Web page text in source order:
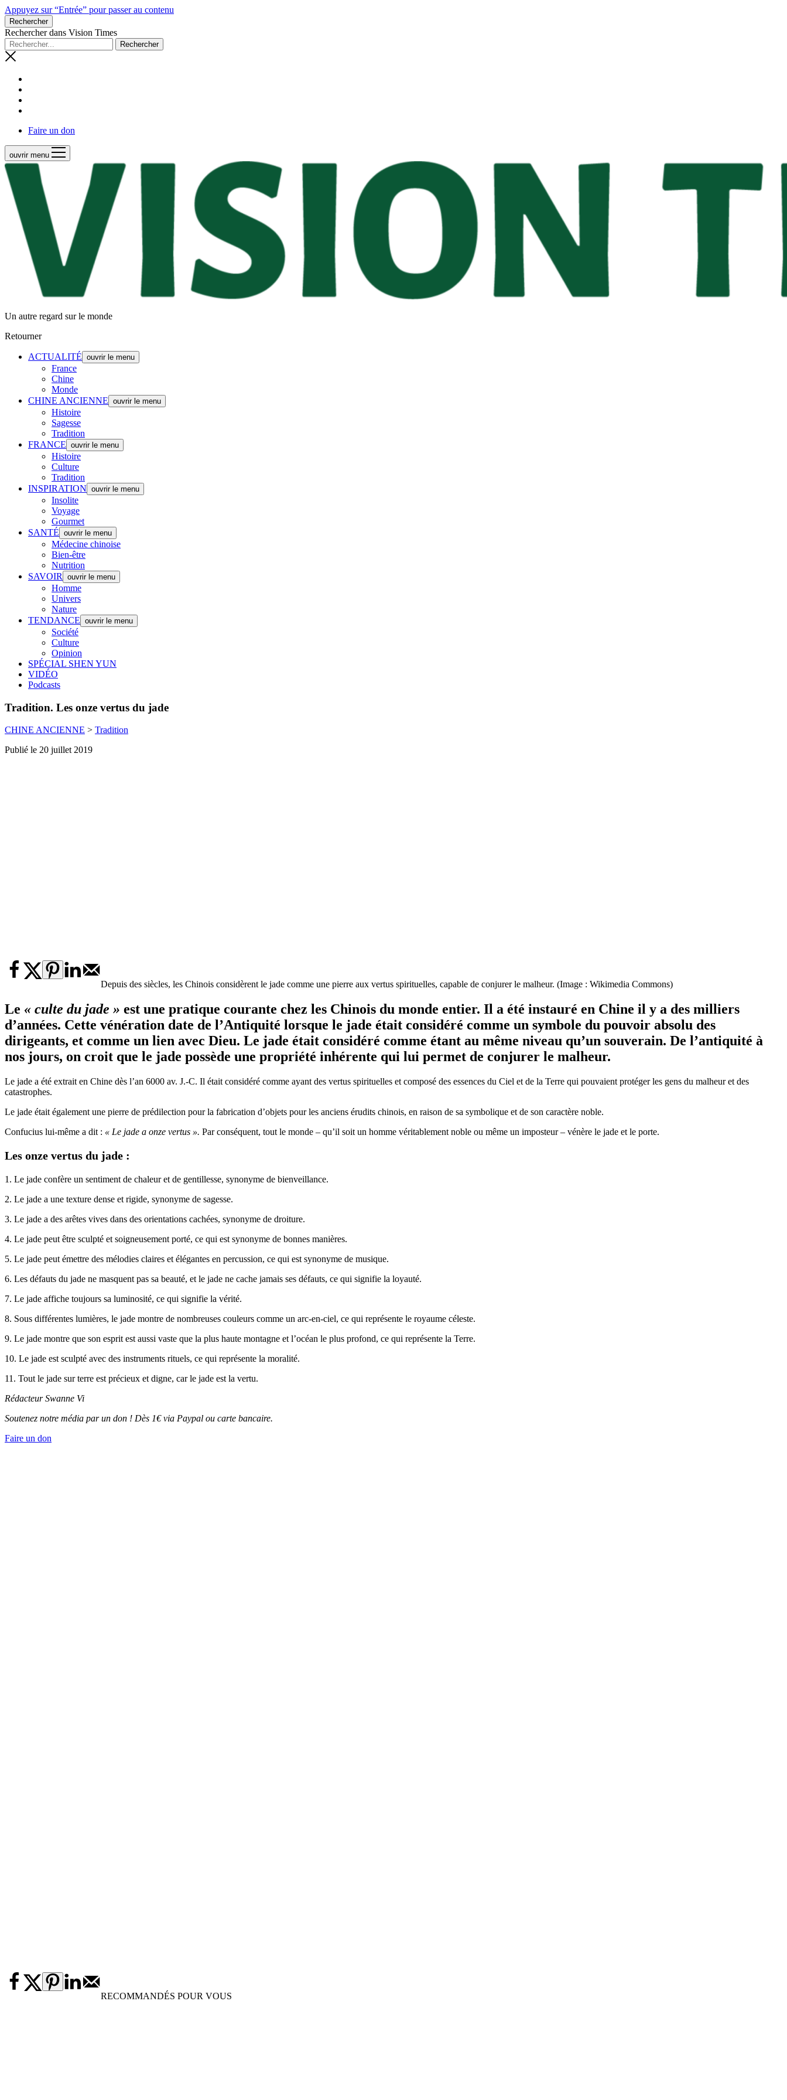
Appuyez sur “Entrée” pour passer au contenu
Rechercher
Rechercher dans Vision Times
Faire un don
ouvrir menu
Un autre regard sur le monde
Retourner
ACTUALITÉ ouvrir le menu
France
Chine
Monde
CHINE ANCIENNE ouvrir le menu
Histoire
Sagesse
Tradition
FRANCE ouvrir le menu
Histoire
Culture
Tradition
INSPIRATION ouvrir le menu
Insolite
Voyage
Gourmet
SANTÉ ouvrir le menu
Médecine chinoise
Bien-être
Nutrition
SAVOIR
ouvrir le menu
Homme
Univers
Nature
TENDANCE ouvrir le menu
Société
Culture
Opinion
SPÉCIAL SHEN YUN
VIDÉO
Podcasts
Tradition. Les onze vertus du jade
CHINE ANCIENNE > Tradition
Publié le 20 juillet 2019
Depuis des siècles, les Chinois considèrent le jade comme une pierre aux vertus spirituelles, capable de conjurer le malheur. (Image : Wikimedia Commons)
Le « culte du jade » est une pratique courante chez les Chinois du monde entier. Il a été instauré en Chine il y a des milliers
d’années. Cette vénération date de l’Antiquité lorsque le jade était considéré comme un symbole du pouvoir absolu des
dirigeants, et comme un lien avec Dieu. Le jade était considéré comme étant au même niveau qu’un souverain. De l’antiquité à
nos jours, on croit que le jade possède une propriété inhérente qui lui permet de conjurer le malheur.
Le jade a été extrait en Chine dès l’an 6000 av. J.-C. Il était considéré comme ayant des vertus spirituelles et composé des essences du Ciel et de la Terre qui pouvaient protéger les gens du malheur et des
catastrophes.
Le jade était également une pierre de prédilection pour la fabrication d’objets pour les anciens érudits chinois, en raison de sa symbolique et de son caractère noble.
Confucius lui-même a dit : « Le jade a onze vertus ». Par conséquent, tout le monde – qu’il soit un homme véritablement noble ou même un imposteur – vénère le jade et le porte.
Les onze vertus du jade :
1. Le jade confère un sentiment de chaleur et de gentillesse, synonyme de bienveillance.
2. Le jade a une texture dense et rigide, synonyme de sagesse.
3. Le jade a des arêtes vives dans des orientations cachées, synonyme de droiture.
4. Le jade peut être sculpté et soigneusement porté, ce qui est synonyme de bonnes manières.
5. Le jade peut émettre des mélodies claires et élégantes en percussion, ce qui est synonyme de musique.
6. Les défauts du jade ne masquent pas sa beauté, et le jade ne cache jamais ses défauts, ce qui signifie la loyauté.
7. Le jade affiche toujours sa luminosité, ce qui signifie la vérité.
8. Sous différentes lumières, le jade montre de nombreuses couleurs comme un arc-en-ciel, ce qui représente le royaume céleste.
9. Le jade montre que son esprit est aussi vaste que la plus haute montagne et l’océan le plus profond, ce qui représente la Terre.
10. Le jade est sculpté avec des instruments rituels, ce qui représente la moralité.
11. Tout le jade sur terre est précieux et digne, car le jade est la vertu.
Rédacteur Swanne Vi
Soutenez notre média par un don ! Dès 1€ via Paypal ou carte bancaire.
Faire un don
RECOMMANDÉS POUR VOUS